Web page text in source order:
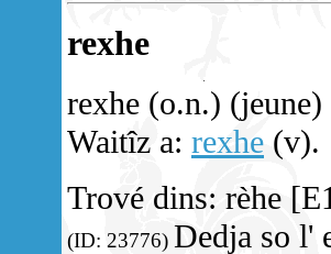
rexhe
rexhe (o.n.)
Waitîz a: rexhe (v).
Trové dins: rèhe
(ID: 23776) Dedja so l'